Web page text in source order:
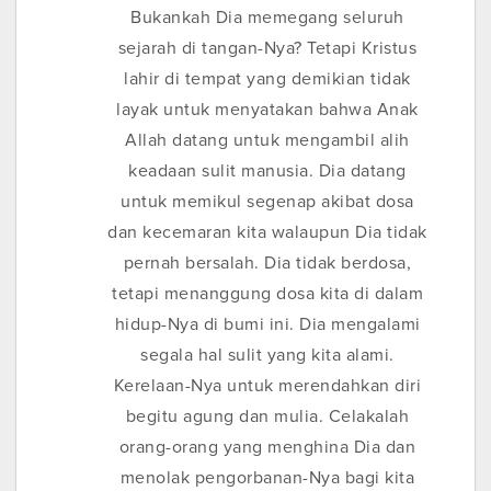
Bukankah Dia memegang seluruh
sejarah di tangan-Nya? Tetapi Kristus
lahir di tempat yang demikian tidak
layak untuk menyatakan bahwa Anak
Allah datang untuk mengambil alih
keadaan sulit manusia. Dia datang
untuk memikul segenap akibat dosa
dan kecemaran kita walaupun Dia tidak
pernah bersalah. Dia tidak berdosa,
tetapi menanggung dosa kita di dalam
hidup-Nya di bumi ini. Dia mengalami
segala hal sulit yang kita alami.
Kerelaan-Nya untuk merendahkan diri
begitu agung dan mulia. Celakalah
orang-orang yang menghina Dia dan
menolak pengorbanan-Nya bagi kita